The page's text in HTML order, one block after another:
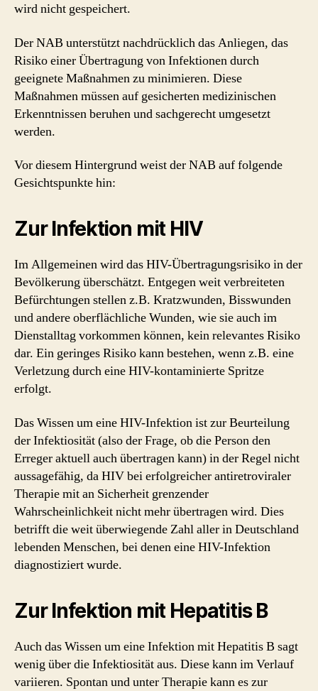
wird nicht gespeichert.
Der NAB unterstützt nachdrücklich das Anliegen, das
Risiko einer Übertragung von Infektionen durch
geeignete Maßnahmen zu minimieren. Diese
Maßnahmen müssen auf gesicherten medizinischen
Erkenntnissen beruhen und sachgerecht umgesetzt
werden.
Vor diesem Hintergrund weist der NAB auf folgende
Gesichtspunkte hin:
Zur Infektion mit HIV
Im Allgemeinen wird das HIV-Übertragungsrisiko in der
Bevölkerung überschätzt. Entgegen weit verbreiteten
Befürchtungen stellen z.B. Kratzwunden, Bisswunden
und andere oberflächliche Wunden, wie sie auch im
Dienstalltag vorkommen können, kein relevantes Risiko
dar. Ein geringes Risiko kann bestehen, wenn z.B. eine
Verletzung durch eine HIV-kontaminierte Spritze
erfolgt.
Das Wissen um eine HIV-Infektion ist zur Beurteilung
der Infektiosität (also der Frage, ob die Person den
Erreger aktuell auch übertragen kann) in der Regel nicht
aussagefähig, da HIV bei erfolgreicher antiretroviraler
Therapie mit an Sicherheit grenzender
Wahrscheinlichkeit nicht mehr übertragen wird. Dies
betrifft die weit überwiegende Zahl aller in Deutschland
lebenden Menschen, bei denen eine HIV-Infektion
diagnostiziert wurde.
Zur Infektion mit Hepatitis B
Auch das Wissen um eine Infektion mit Hepatitis B sagt
wenig über die Infektiosität aus. Diese kann im Verlauf
variieren. Spontan und unter Therapie kann es zur